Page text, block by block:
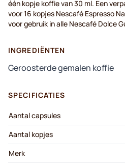
één kopje koffie van 30 ml. Een
voor 16 kopjes Nescafé Espresso
voor gebruik in alle Nescafé Dolce
INGREDIËNTEN
Geroosterde gemalen koffie
SPECIFICATIES
Aantal capsules
Aantal kopjes
Merk